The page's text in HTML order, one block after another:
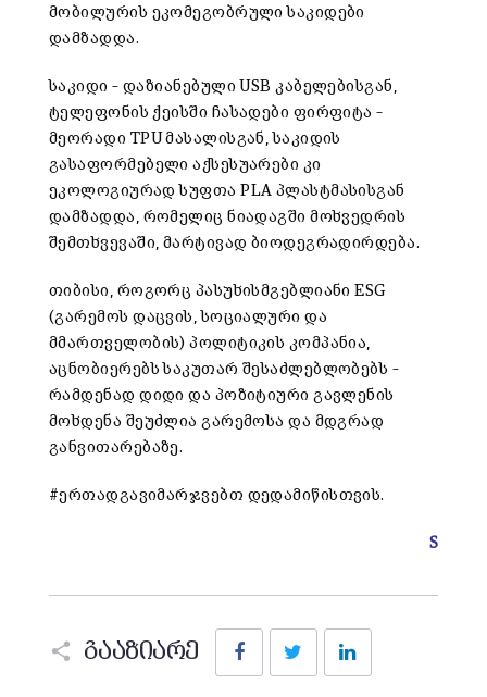
მობილურის ეკომეგობრული საკიდები
დამზადდა.
საკიდი – დაზიანებული USB კაბელებისგან,
ტელეფონის ქეისში ჩასადები ფირფიტა –
მეორადი TPU მასალისგან, საკიდის
გასაფორმებელი აქსესუარები კი
ეკოლოგიურად სუფთა PLA პლასტმასისგან
დამზადდა, რომელიც ნიადაგში მოხვედრის
შემთხვევაში, მარტივად ბიოდეგრადირდება.
თიბისი, როგორც პასუხისმგებლიანი ESG
(გარემოს დაცვის, სოციალური და
მმართველობის) პოლიტიკის კომპანია,
აცნობიერებს საკუთარ შესაძლებლობებს –
რამდენად დიდი და პოზიტიური გავლენის
მოხდენა შეუძლია გარემოსა და მდგრად
განვითარებაზე.
#ერთადგავიმარჯვებთ დედამიწისთვის.
S
გააზიარე
FacebookTwitter